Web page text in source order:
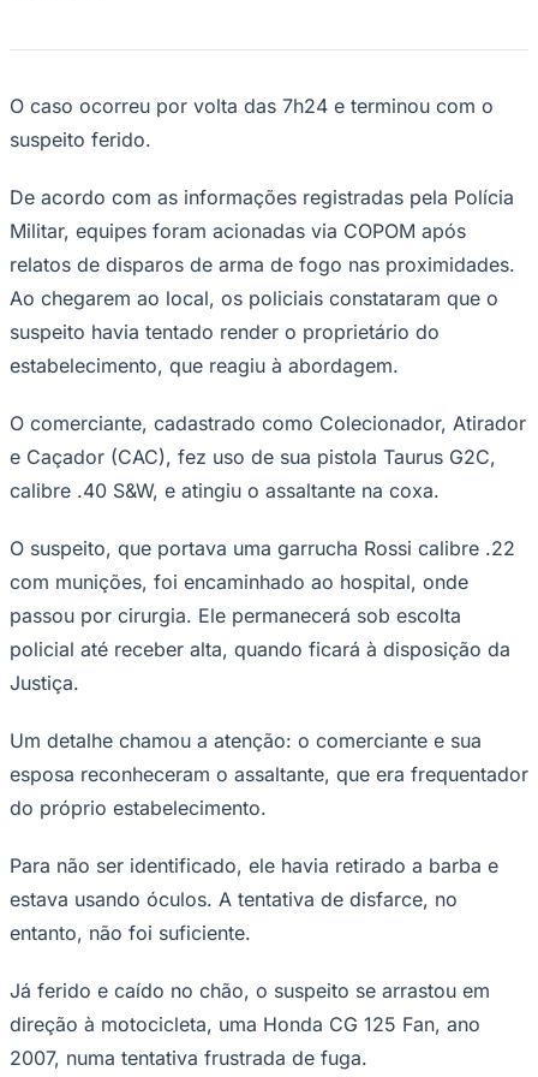
Fórmula 1
MLB
NHL
NBB
Competições de Futebol
Brasileirão Série B
Paulistão
Libertadores
Copa América
Champions League
Premier League
La Liga
Bundesliga
Times - Ir direto
O caso ocorreu por volta das 7h24 e terminou com o
suspeito ferido.
De acordo com as informações registradas pela Polícia
Militar, equipes foram acionadas via COPOM após
relatos de disparos de arma de fogo nas proximidades.
Ao chegarem ao local, os policiais constataram que o
suspeito havia tentado render o proprietário do
estabelecimento, que reagiu à abordagem.
O comerciante, cadastrado como Colecionador, Atirador
e Caçador (CAC), fez uso de sua pistola Taurus G2C,
calibre .40 S&W, e atingiu o assaltante na coxa.
O suspeito, que portava uma garrucha Rossi calibre .22
com munições, foi encaminhado ao hospital, onde
passou por cirurgia. Ele permanecerá sob escolta
policial até receber alta, quando ficará à disposição da
Justiça.
Um detalhe chamou a atenção: o comerciante e sua
esposa reconheceram o assaltante, que era frequentador
do próprio estabelecimento.
Para não ser identificado, ele havia retirado a barba e
estava usando óculos. A tentativa de disfarce, no
entanto, não foi suficiente.
Já ferido e caído no chão, o suspeito se arrastou em
direção à motocicleta, uma Honda CG 125 Fan, ano
2007, numa tentativa frustrada de fuga.